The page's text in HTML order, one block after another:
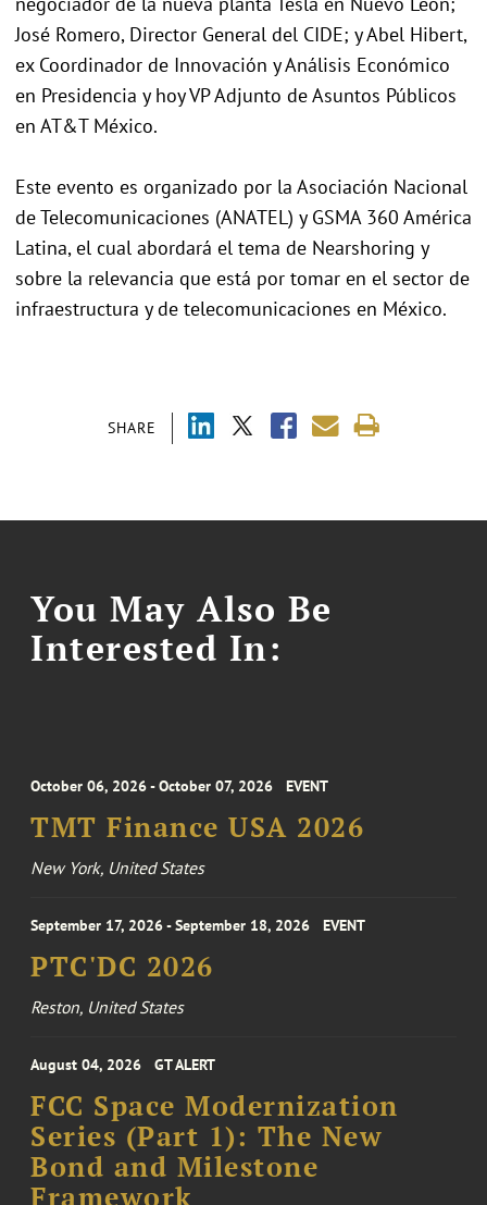
SHARE
José Romero, Director General del CIDE; y Abel Hibert,
ex Coordinador de Innovación y Análisis Económico
en Presidencia y hoy VP Adjunto de Asuntos Públicos
en AT&T México.
Este evento es organizado por la Asociación Nacional
de Telecomunicaciones (ANATEL) y GSMA 360 América
Latina, el cual abordará el tema de Nearshoring y
sobre la relevancia que está por tomar en el sector de
infraestructura y de telecomunicaciones en México.
You May Also Be
Interested In:
October 06, 2026 - October 07, 2026 EVENT
TMT Finance USA 2026
New York, United States
September 17, 2026 - September 18, 2026 EVENT
PTC'DC 2026
Reston, United States
August 04, 2026 GT ALERT
FCC Space Modernization
Series (Part 1): The New
Bond and Milestone
Framework